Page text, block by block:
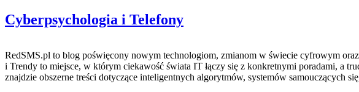
Cyberpsychologia i Telefony
RedSMS.pl to blog poświęcony nowym technologiom, zmianom w świecie cyfrowym
i Trendy to miejsce, w którym ciekawość świata IT łączy się z konkretnymi poradami, a
znajdzie obszerne treści dotyczące inteligentnych algorytmów, systemów